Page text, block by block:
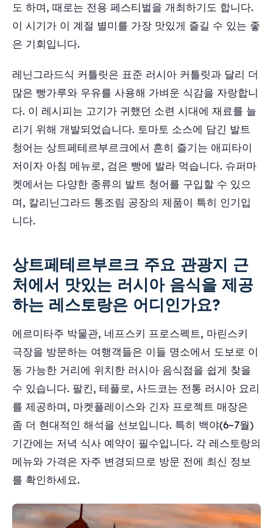
도 하며, 때로는 전용 페스티벌을 개최하기도 합니다.
이 시기가 이 계절 별미를 가장 맛있게 즐길 수 있는 좋
은 기회입니다.
레닌그라드식 커틀릿은 표준 러시아 커틀릿과 달리 더
많은 빵가루와 우유를 사용해 가벼운 식감을 자랑합니
다. 이 레시피는 고기가 귀했던 소련 시대에 재료를 늘
리기 위해 개발되었습니다. 토마토 소스에 담긴 발트
청어는 상트페테르부르크에서 흔히 즐기는 애피타이
저이자 아침 메뉴로, 검은 빵에 발라 먹습니다. 슈퍼마
켓에서는 다양한 종류의 발트 청어를 구입할 수 있으
며, 칼리닌그라드 통조림 공장의 제품이 특히 인기입
니다.
상트페테르부르크 주요 관광지 근
처에서 맛있는 러시아 음식을 제공
하는 레스토랑은 어디인가요?
에르미타주 박물관, 네프스키 프로스펙트, 마린스키
극장을 방문하는 여행객들은 이들 명소에서 도보로 이
동 가능한 거리에 위치한 러시아 음식점을 쉽게 찾을
수 있습니다. 팔킨, 테플로, 사드코는 전통 러시아 요리
를 제공하며, 마켓플레이스와 긴자 프로젝트 매장은
좀 더 현대적인 해석을 선보입니다. 특히 백야(6~7월)
기간에는 저녁 식사 예약이 필수입니다. 각 레스토랑의
메뉴와 가격은 자주 변경되므로 방문 전에 최신 정보
를 확인하세요.